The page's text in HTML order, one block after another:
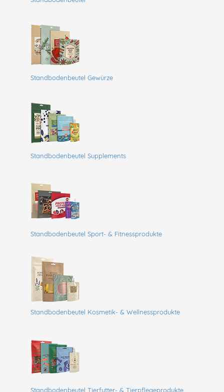
Standbodenbeutel Gewürze
Standbodenbeutel Supplements
Standbodenbeutel Sport- & Fitnessprodukte
Standbodenbeutel Kosmetik- & Wellnessprodukte
Standbodenbeutel Tierfutter- & Tierpflegeprodukte